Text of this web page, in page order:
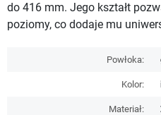
do 416 mm. Jego kształt
poziomy, co dodaje mu
Powłoka:
Kolor:
Materiał: